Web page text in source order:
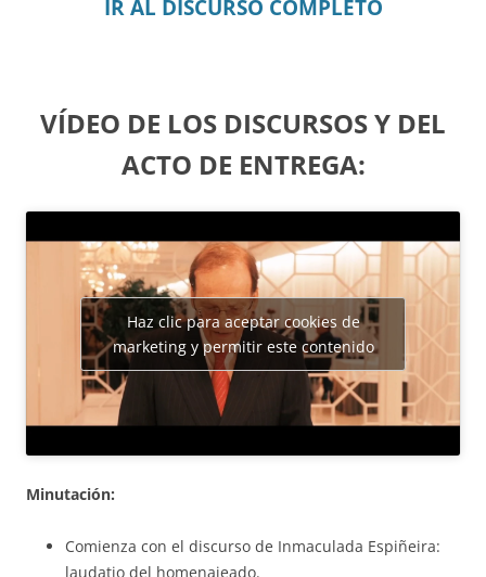
IR AL DISCURSO COMPLETO
VÍDEO DE LOS DISCURSOS Y DEL
ACTO DE ENTREGA:
Haz clic para aceptar cookies de
marketing y permitir este contenido
Minutación:
Comienza con el discurso de Inmaculada Espiñeira:
laudatio del homenajeado.